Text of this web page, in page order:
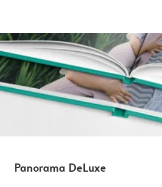
Panorama DeLuxe